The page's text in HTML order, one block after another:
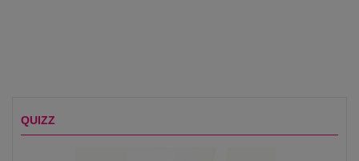
QUIZZ